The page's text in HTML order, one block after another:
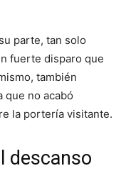
parte, tan solo
fuerte disparo que
también
que no acabó
la portería visitante.
descanso